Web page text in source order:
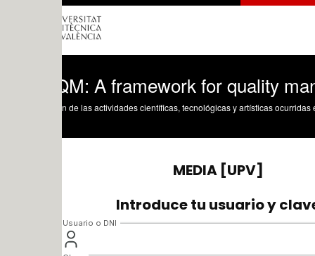
A framework for quality
de las actividades científicas, tecnológicas y artísticas ocurridas en los tres